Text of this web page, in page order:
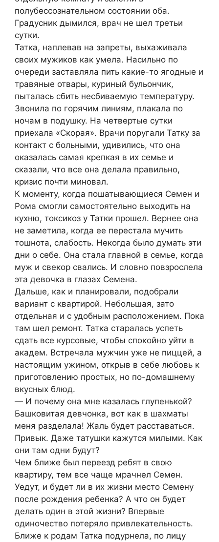
полубессознательном состоянии оба.
Градусник дымился, врач не шел третьи
сутки.
Татка, наплевав на запреты, выхаживала
своих мужиков как умела. Насильно по
очереди заставляла пить какие-то ягодные и
травяные отвары, куриный бульончик,
пыталась сбить несбиваемую температуру.
Звонила по горячим линиям, плакала по
ночам в подушку. На четвертые сутки
приехала «Скорая». Врачи поругали Татку за
контакт с больными, удивились, что она
оказалась самая крепкая в их семье и
сказали, что все она делала правильно,
кризис почти миновал.
К моменту, когда пошатывающиеся Семен и
Рома смогли самостоятельно выходить на
кухню, токсикоз у Татки прошел. Вернее она
не заметила, когда ее перестала мучить
тошнота, слабость. Некогда было думать эти
дни о себе. Она стала главной в семье, когда
муж и свекор свались. И словно повзрослела
эта девочка в глазах Семена.
Дальше, как и планировали, подобрали
вариант с квартирой. Небольшая, зато
отдельная и с удобным расположением. Пока
там шел ремонт. Татка старалась успеть
сдать все курсовые, чтобы спокойно уйти в
академ. Встречала мужчин уже не пиццей, а
настоящим ужином, открыв в себе любовь к
приготовлению простых, но по-домашнему
вкусных блюд.
— И почему она мне казалась глупенькой?
Башковитая девчонка, вот как в шахматы
меня разделала! Жаль будет расставаться.
Привык. Даже татушки кажутся милыми. Как
они там одни будут?
Чем ближе был переезд ребят в свою
квартиру, тем все чаще мрачнел Семен.
Уедут, и будет ли в их жизни место Семену
после рождения ребенка? А что он будет
делать один в этой жизни? Впервые
одиночество потеряло привлекательность.
Ближе к родам Татка подурнела, по лицу